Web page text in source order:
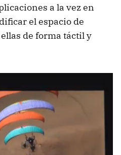
a la vez en
el espacio de
de forma táctil y